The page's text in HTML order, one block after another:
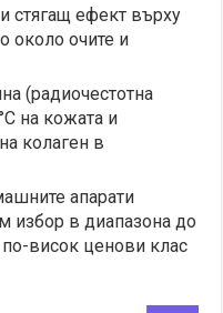
стягащ ефект върху
около очите и
(радиочестотна
на кожата и
колаген в
апарати
избор в диапазона до
висок ценови клас